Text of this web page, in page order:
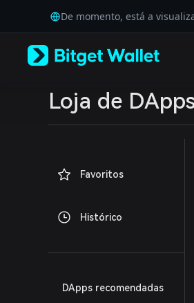
Tiếng Việt
Русский
Español (Latinoamérica)
Português (Portugal)
Bahasa Indonesia
Español (Argentina)
De momento, está a
Loja de
Favoritos
Histórico
DApps recomendadas